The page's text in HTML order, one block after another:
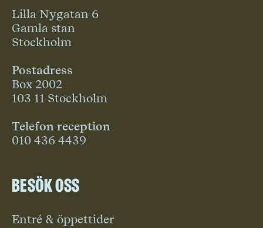
Lilla Nygatan 6
Gamla stan
Stockholm
Postadress
Box 2002
103 11 Stockholm
Telefon reception
010 436 4439
Besök oss
Entré & öppettider